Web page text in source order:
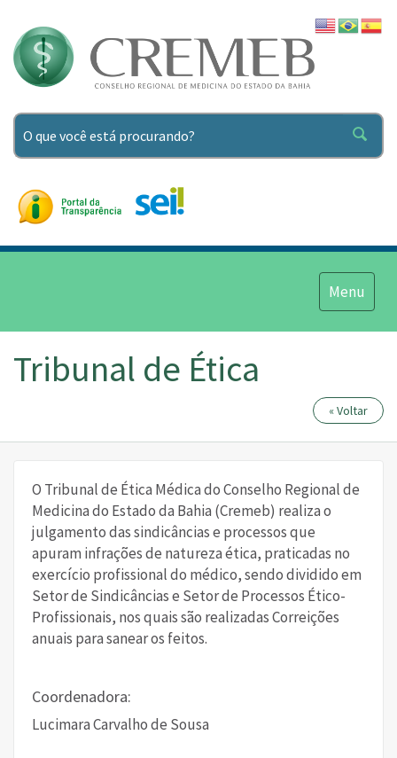
Pesquisar
Menu
Menu
Tribunal de Ética
« Voltar
O Tribunal de Ética Médica do Conselho Regional de
Medicina do Estado da Bahia (Cremeb) realiza o
julgamento das sindicâncias e processos que
apuram infrações de natureza ética, praticadas no
exercício profissional do médico, sendo dividido em
Setor de Sindicâncias e Setor de Processos Ético-
Profissionais, nos quais são realizadas Correições
anuais para sanear os feitos.
Coordenadora:
Lucimara Carvalho de Sousa